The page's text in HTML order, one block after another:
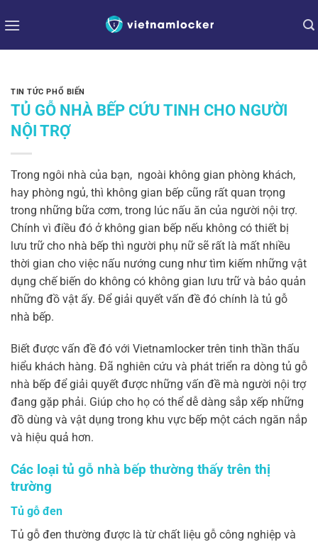
qua
TIN TỨC PHỔ BIẾN
TỦ GỖ NHÀ BẾP CỨU TINH CHO NGƯỜI
NỘI TRỢ
Trong ngôi nhà của bạn, ngoài không gian phòng khách,
hay phòng ngủ, thì không gian bếp cũng rất quan trọng
trong những bữa cơm, trong lúc nấu ăn của người nội trợ.
Chính vì điều đó ở không gian bếp nếu không có thiết bị
lưu trữ cho nhà bếp thì người phụ nữ sẽ rất là mất nhiều
thời gian cho việc nấu nướng cung như tìm kiếm những vật
dụng chế biến do không có không gian lưu trữ và bảo quản
những đồ vật ấy. Để giải quyết vấn đề đó chính là tủ gỗ
nhà bếp.
Biết được vấn đề đó với Vietnamlocker trên tinh thần thấu
hiểu khách hàng. Đã nghiên cứu và phát triển ra dòng tủ gỗ
nhà bếp để giải quyết được những vấn đề mà người nội trợ
đang gặp phải. Giúp cho họ có thể dễ dàng sắp xếp những
đồ dùng và vật dụng trong khu vực bếp một cách ngăn nắp
và hiệu quả hơn.
Các loại tủ gỗ nhà bếp thường thấy trên thị
trường
Tủ gỗ đen
Tủ gỗ đen thường được là từ chất liệu gỗ công nghiệp và